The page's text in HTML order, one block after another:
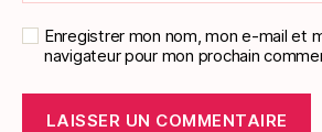
Enregistrer mon nom, mon e-mail et
navigateur pour mon prochain